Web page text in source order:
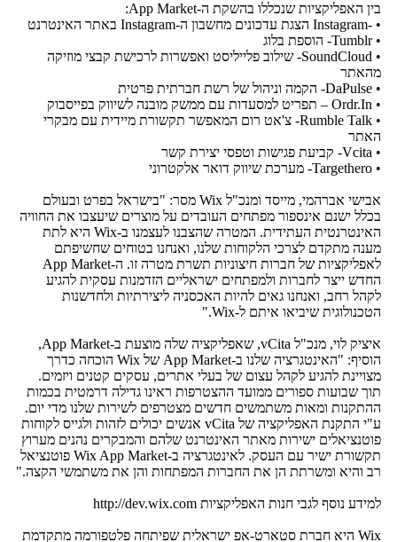
בין האפליקציות שנכללו בהשקת ה-App Market:
• -Instagram הצגת עדכונים מחשבון ה-Instagram באתר האינטרנט
• Tumblr- הוספת בלוג
• SoundCloud- שילוב פלייליסט ואפשרות לרכישת קבצי מוזיקה
מהאתר
• DaPulse- הקמה וניהול של רשת חברתית פרטית
• Ordr.In – תפריט למסעדות עם ממשק מובנה לשיווק בפייסבוק
• Rumble Talk- צ'אט רום המאפשר תקשורת מיידית עם מבקרי
האתר
• Vcita- קביעת פגישות וטפסי יצירת קשר
• Targethero- מערכת שיווק דואר אלקטרוני
אבישי אברהמי, מייסד ומנכ"ל Wix מסר: "בישראל בפרט ובעולם
בכלל ישנם אינספור מפתחים העובדים על מוצרים שיעצבו את החוויה
האינטרנטית העתידית. המטרה שהצבנו לעצמנו ב-Wix היא לתת
מענה מתקדם לצרכי הלקוחות שלנו, ואנחנו בטוחים שחשיפתם
לאפליקציות של חברות חיצוניות תשרת מטרה זו. ה-App Market
החדש ייצר לחברות ולמפתחים ישראליים הזדמנות עסקית להגיע
לקהל רחב, ואנחנו גאים להיות האכסניה ליצירתיות ולחדשנות
הטכנולוגית שיביאו איתם ל-Wix."
איציק לוי, מנכ"ל vCita, שאפליקציה שלה מוצעת ב-App Market,
הוסיף: "האינטגרציה שלנו ב-App Market של Wix הוכחה כדרך
מצויינת להגיע לקהל עצום של בעלי אתרים, עסקים קטנים ויזמים.
תוך שבועות ספורים ממועד ההצטרפות ראינו גדילה דרמטית בכמות
ההתקנות ומאות משתמשים חדשים מצטרפים לשירות שלנו מדי יום.
ע"י התקנת האפליקציה של vCita אנשים יכולים לזהות ולגייס לקוחות
פוטנציאלים ישירות מאתר האינטרנט שלהם והמבקרים נהנים מערוץ
תקשורת ישיר עם העסק. לאינטגרציה ב-Wix App Market פוטנציאל
רב והיא ומשרתת הן את החברות המפתחות והן את משתמשי הקצה."
למידע נוסף לגבי חנות האפליקציות http://dev.wix.com
Wix היא חברת סטארט-אפ ישראלית שפיתחה פלטפורמה מתקדמת